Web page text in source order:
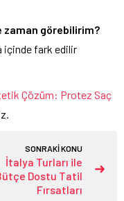
zaman görebilirim?
içinde fark edilir
Çözüm: Protez Saç
SONRAKİ KONU
İtalya Turları ile
Dostu Tatil
Fırsatları